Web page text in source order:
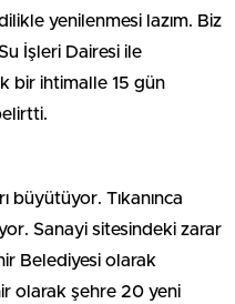
yenilenmesi lazım. Biz
İşleri Dairesi ile
bir ihtimalle 15 gün
büyütüyor. Tıkanınca
Sanayi sitesindeki zarar
Belediyesi olarak
olarak şehre 20 yeni